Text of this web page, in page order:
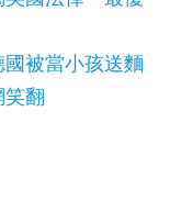
被當小孩送麵
翻